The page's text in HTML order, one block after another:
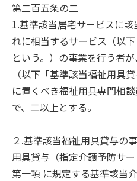
第二百五条の二
1.基準該当居宅サービスに
れに相当するサービス（以
という。）の事業を行う者
（以下「基準該当福祉用具
に置くべき福祉用具専門相
で、二以上とする。
２.基準該当福祉用具貸与の
用具貸与（指定介護予防サ
第一項 に規定する基準該当